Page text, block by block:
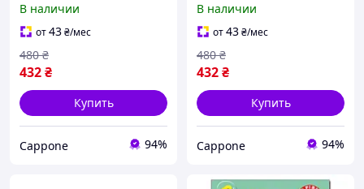
В наличии
от43₴/мес
432₴
480 ₴
Купить
Cappone 94%
В наличии
от43₴/мес
432₴
480 ₴
Купить
Cappone 94%